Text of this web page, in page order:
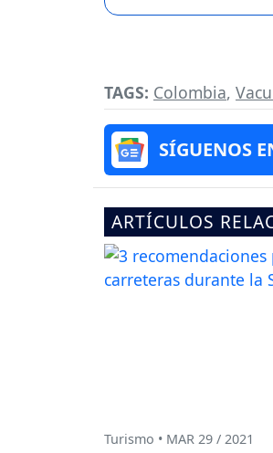
TAGS: Colombia,
SÍGUENOS
ARTÍCULOS
Turismo • MAR 29 / 2021